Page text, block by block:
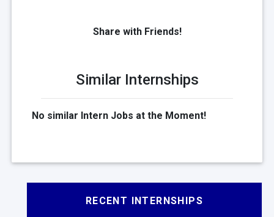
Share with Friends!
Similar Internships
No similar Intern Jobs at the Moment!
RECENT INTERNSHIPS